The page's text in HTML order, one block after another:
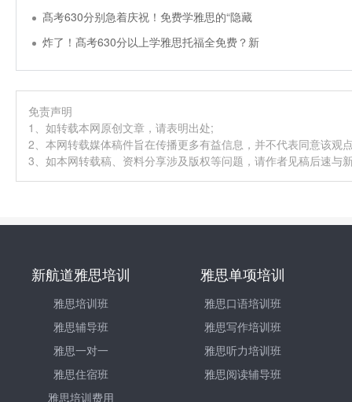
髙考630分别急着庆祝！免费学雅思的“隐藏
炸了！髙考630分以上学雅思托福全免费？新
免责声明
1、如转载本网原创文章，请表明出处;
2、本网转载媒体稿件旨在传播更多有益信息，并不代表同意该观
3、如本网转载稿、资料分享涉及版权等问题，请作者见稿后速
新航道雅思培训
雅思培训班
雅思辅导班
雅思一对一
雅思住宿班
雅思培训费用
雅思单项培训
雅思口语培训班
雅思写作培训班
雅思听力培训班
雅思阅读辅导班